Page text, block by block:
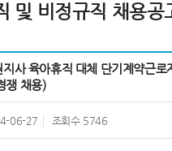
및 비정규직 채용공
사 육아휴직 대체 단기계약근로
쟁 채용)
06-27 조회수 5746